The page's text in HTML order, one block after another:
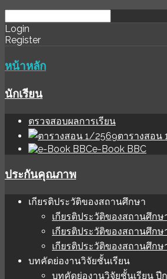
download
software
ihale
sınır
Login
Register
หน้าหลัก
นักเรียน
ตรวจสอบผลการเรียน
ตารางสอน
e-Book BBC
ประกันคุณภาพ
เกียรติประวัติของสถานศึกษา
เกียรติประวัติของสถานศึกษ
เกียรติประวัติของสถานศึกษ
เกียรติประวัติของสถานศึกษ
บทคัดย่องานวิจัยชั้นเรียน
บทคัดย่องานวิจัยชั้นเรียน ปี